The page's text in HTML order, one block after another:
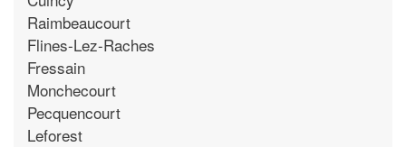
Raimbeaucourt
Flines-Lez-Raches
Fressain
Monchecourt
Pecquencourt
Leforest